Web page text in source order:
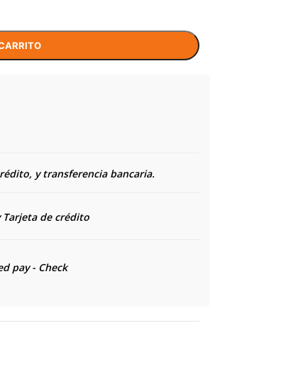
y transferencia bancaria.
Tarjeta de crédito
pay - Check